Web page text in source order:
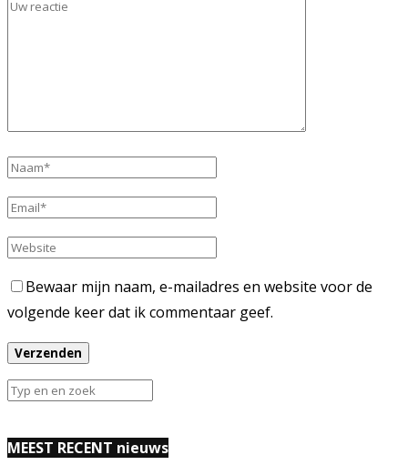
Bewaar mijn naam, e-mailadres en website voor de
volgende keer dat ik commentaar geef.
MEEST RECENT nieuws